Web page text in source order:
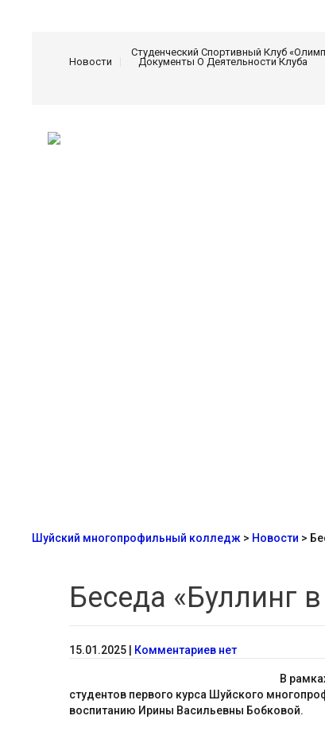
Новости
Студенческий Спортивный Клуб
Документы О Деятельности Клуба
Шуйский многопрофильный колледж > Новости >
Беседа «Буллинг
15.01.2025 Комментариев нет
В
студентов первого курса Шуйского
воспитанию Ирины Васильевны Бобковой.